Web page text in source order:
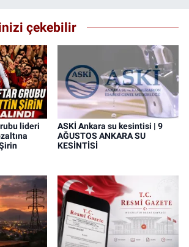
çekebilir
lideri
ASKİ Ankara su kesintisi | 9
AĞUSTOS ANKARA SU
KESİNTİSİ